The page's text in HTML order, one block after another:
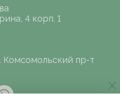
4 корп. 1
Комсомольский пр-т